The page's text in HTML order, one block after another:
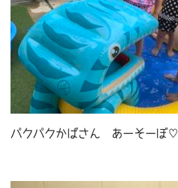
パクパクかばさん あーそーぼ♡